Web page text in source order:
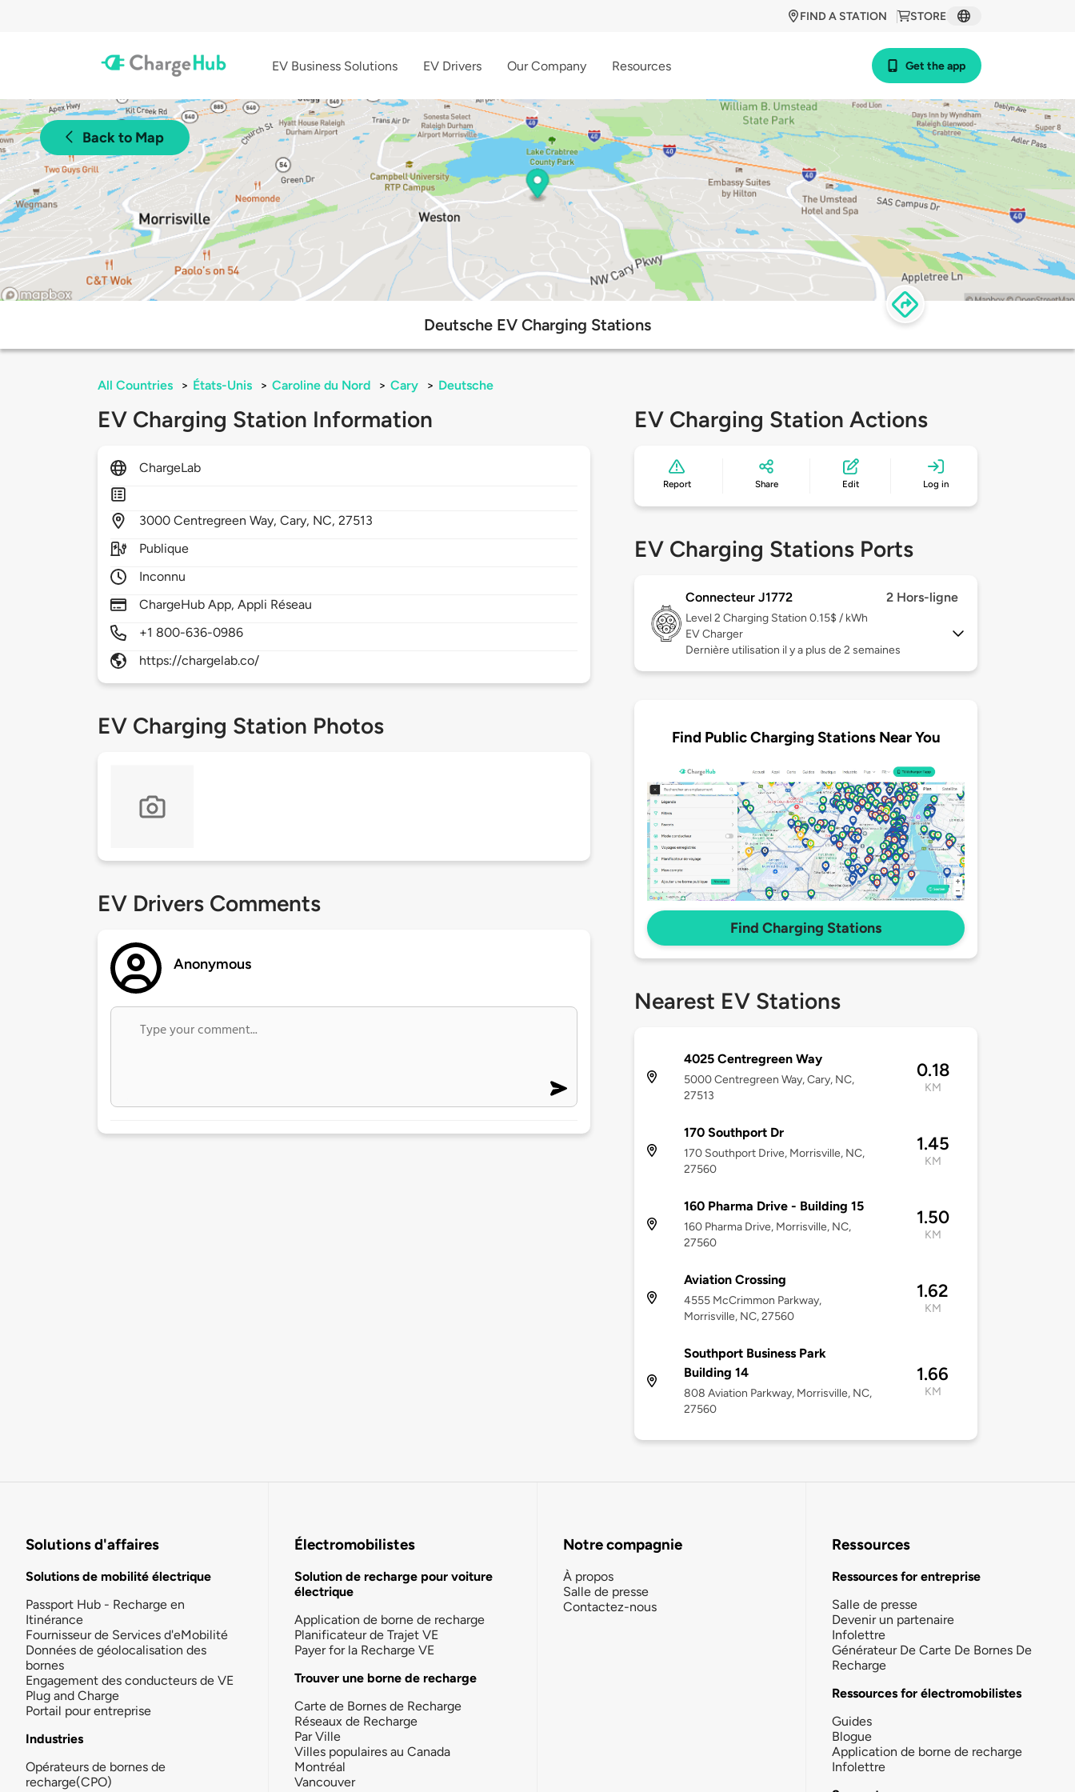
STORE
FIND A STATION
EV Business Solutions EV Drivers Our Company Resources Get the app
Back to Map
Deutsche EV Charging Stations
All Countries > États-Unis > Caroline du Nord > Cary > Deutsche
EV Charging Station Information
ChargeLab
3000Centregreen Way,Cary, NC,27513
Publique
Inconnu
ChargeHub App, Appli Réseau
+1 800-636-0986
https://chargelab.co/
EV Charging Station Photos
EV Drivers Comments
Anonymous
EV Charging Station Actions
Report Share Edit Log in
EV Charging Stations Ports
Connecteur J1772 2 Hors-ligne
Level 2 Charging Station 0.15$ / kWh
EV Charger
Dernière utilisation il y a plus de 2 semaines
Find Public Charging Stations Near You
Find Charging Stations
Nearest EV Stations
4025 Centregreen Way
5000 Centregreen Way, Cary, NC,
27513
0.18
KM
170 Southport Dr
170 Southport Drive, Morrisville, NC,
27560
1.45
KM
160 Pharma Drive - Building 15
160 Pharma Drive, Morrisville, NC,
27560
1.50
KM
Aviation Crossing
4555 McCrimmon Parkway,
Morrisville, NC, 27560
1.62
KM
Southport Business Park
Building 14
808 Aviation Parkway, Morrisville, NC,
27560
1.66
KM
Solutions d'affaires
Solutions de mobilité électrique
Passport Hub - Recharge en
Itinérance
Fournisseur de Services d'eMobilité
Données de géolocalisation des
bornes
Engagement des conducteurs de VE
Plug and Charge
Portail pour entreprise
Industries
Opérateurs de bornes de
recharge(CPO)
Électromobilistes
Solution de recharge pour voiture
électrique
Application de borne de recharge
Planificateur de Trajet VE
Payer for la Recharge VE
Trouver une borne de recharge
Carte de Bornes de Recharge
Réseaux de Recharge
Par Ville
Villes populaires au Canada
Montréal
Vancouver
Notre compagnie
À propos
Salle de presse
Contactez-nous
Ressources
Ressources for entreprise
Salle de presse
Devenir un partenaire
Infolettre
Générateur De Carte De Bornes De
Recharge
Ressources for électromobilistes
Guides
Blogue
Application de borne de recharge
Infolettre